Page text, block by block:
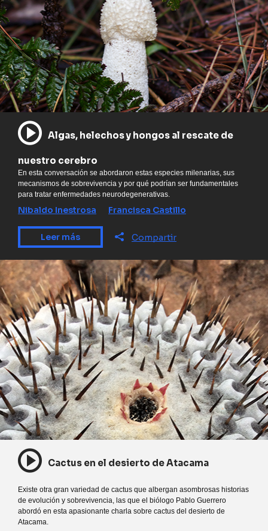
Algas, helechos y hongos al rescate de
nuestro cerebro
En esta conversación se abordaron estas especies milenarias, sus
mecanismos de sobrevivencia y por qué podrían ser fundamentales
para tratar enfermedades neurodegenerativas.
Nibaldo Inestrosa Francisca Castillo
Leer más Compartir
Cactus en el desierto de Atacama
Existe otra gran variedad de cactus que albergan asombrosas historias
de evolución y sobrevivencia, las que el biólogo Pablo Guerrero
abordó en esta apasionante charla sobre cactus del desierto de
Atacama.